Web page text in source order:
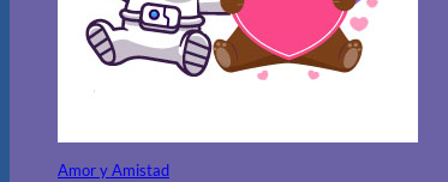
Amor y Amistad